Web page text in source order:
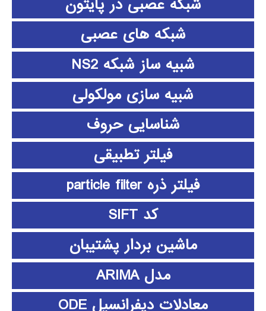
شبکه های عصبی
شبیه ساز شبکه NS2
شبیه سازی مولکولی
شناسایی حروف
فیلتر تطبیقی
فیلتر ذره particle filter
کد SIFT
ماشین بردار پشتیبان
مدل ARIMA
معادلات دیفرانسیل ODE